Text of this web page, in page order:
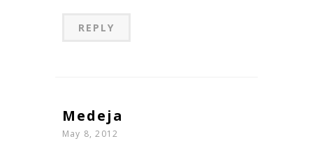
REPLY
Medeja
May 8, 2012